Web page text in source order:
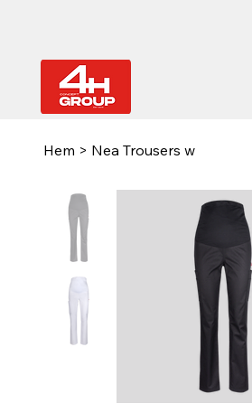
Hem > Nea Trousers w